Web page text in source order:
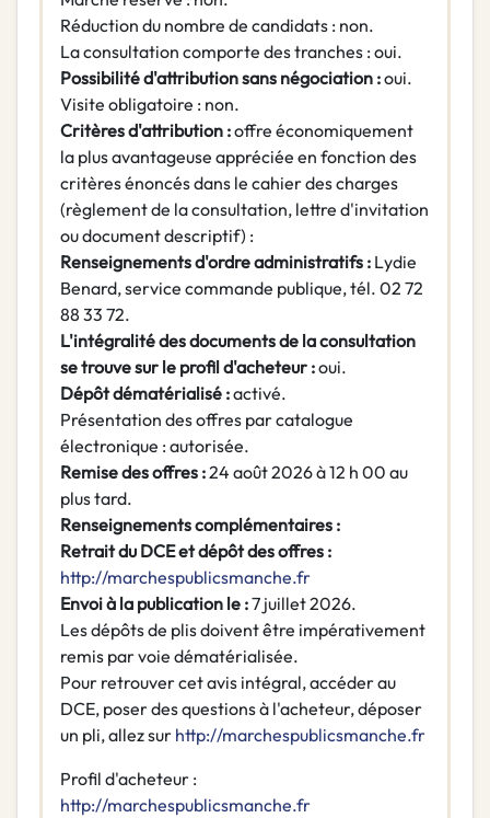
Réduction du nombre de candidats : non.
La consultation comporte des tranches : oui.
Possibilité d'attribution sans négociation :oui.
Visite obligatoire : non.
Critères d'attribution :offre économiquement
la plus avantageuse appréciée en fonction des
critères énoncés dans le cahier des charges
(règlement de la consultation, lettre d'invitation
ou document descriptif) :
Renseignements d'ordre administratifs : Lydie
Benard, service commande publique, tél. 02 72
88 33 72.
L'intégralité des documents de la consultation
se trouve sur le profil d'acheteur :oui.
Dépôt dématérialisé :activé.
Présentation des offres par catalogue
électronique : autorisée.
Remise des offres :24 août 2026 à 12 h 00 au
plus tard.
Renseignements complémentaires :
Retrait du DCE et dépôt des offres :
http://marchespublicsmanche.fr
Envoi à la publication le :7 juillet 2026.
Les dépôts de plis doivent être impérativement
remis par voie dématérialisée.
Pour retrouver cet avis intégral, accéder au
DCE, poser des questions à l'acheteur, déposer
un pli, allez sur http://marchespublicsmanche.fr
Profil d'acheteur :
http://marchespublicsmanche.fr